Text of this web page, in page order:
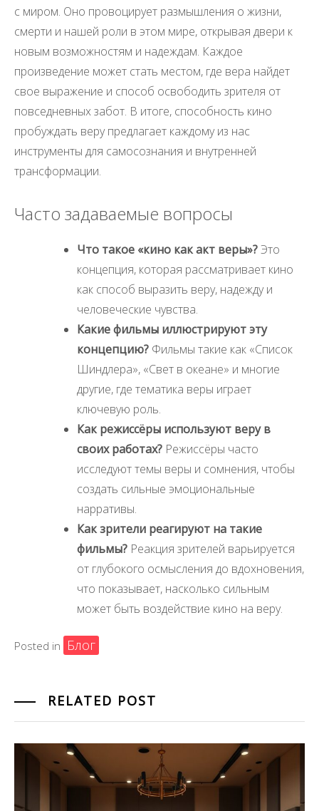
с миром. Оно провоцирует размышления о жизни,
смерти и нашей роли в этом мире, открывая двери к
новым возможностям и надеждам. Каждое
произведение может стать местом, где вера найдет
свое выражение и способ освободить зрителя от
повседневных забот. В итоге, способность кино
пробуждать веру предлагает каждому из нас
инструменты для самосознания и внутренней
трансформации.
Часто задаваемые вопросы
Что такое «кино как акт веры»?Это
концепция, которая рассматривает кино
как способ выразить веру, надежду и
человеческие чувства.
Какие фильмы иллюстрируют эту
концепцию? Фильмы такие как «Список
Шиндлера», «Свет в океане» и многие
другие, где тематика веры играет
ключевую роль.
Как режиссёры используют веру в
своих работах? Режиссёры часто
исследуют темы веры и сомнения, чтобы
создать сильные эмоциональные
нарративы.
Как зрители реагируют на такие
фильмы? Реакция зрителей варьируется
от глубокого осмысления до вдохновения,
что показывает, насколько сильным
может быть воздействие кино на веру.
Posted in Блог
RELATED POST